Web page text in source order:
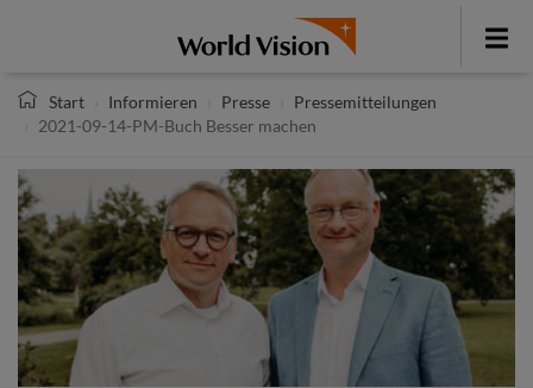
Toggle
Start
Informieren Presse
Pressemitteilungen
2021-09-14-PM-Buch Besser machen